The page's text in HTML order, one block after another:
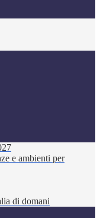
e ambienti per
di domani